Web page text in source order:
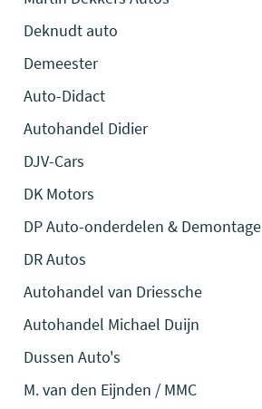
Deknudt auto
Demeester
Auto-Didact
Autohandel Didier
DJV-Cars
DK Motors
DP Auto-onderdelen & Demontage
DR Autos
Autohandel van Driessche
Autohandel Michael Duijn
Dussen Auto's
M. van den Eijnden / MMC